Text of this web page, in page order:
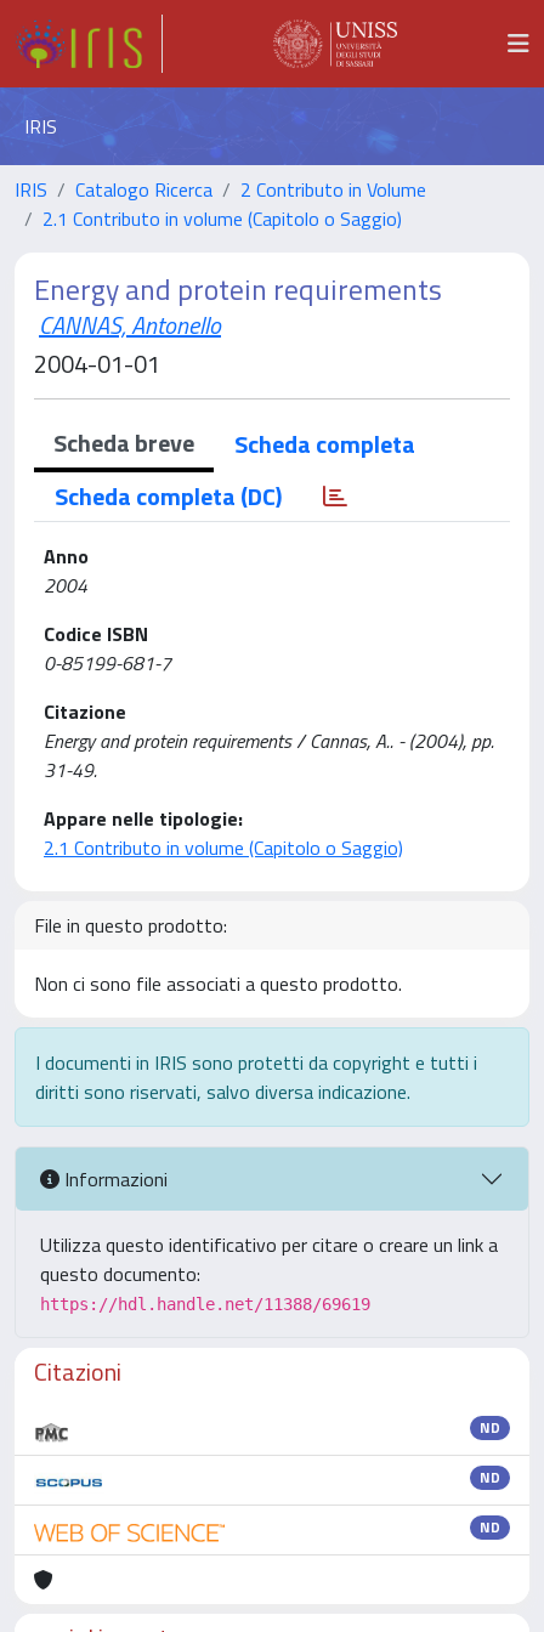
IRIS
IRIS Catalogo Ricerca
2 Contributo in Volume
2.1 Contributo in volume (Capitolo o Saggio)
Energy and protein requirements
CANNAS, Antonello
2004-01-01
Scheda breve
Scheda completa
Scheda completa (DC)
Anno
2004
Codice ISBN
0-85199-681-7
Citazione
Energy and protein requirements / Cannas, A.. - (2004), pp.
31-49.
Appare nelle tipologie:
2.1 Contributo in volume (Capitolo o Saggio)
File in questo prodotto:
Non ci sono file associati a questo prodotto.
I documenti in IRIS sono protetti da copyright e tutti i
diritti sono riservati, salvo diversa indicazione.
Informazioni
Utilizza questo identificativo per citare o creare un link a
questo documento:
https://hdl.handle.net/11388/69619
Citazioni
ND
ND
ND